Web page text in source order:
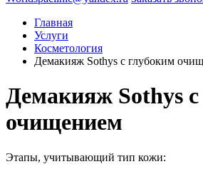
Главная
Услуги
Косметология
Демакияж Sothys с глубоким
Демакияж Sothys
очищением
Этапы, учитывающий тип кожи: